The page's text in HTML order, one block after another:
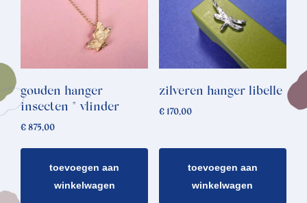
gouden hanger
insecten * vlinder
€ 875,00
toevoegen aan
winkelwagen
zilveren hanger libelle
€170,00
toevoegen aan
winkelwagen